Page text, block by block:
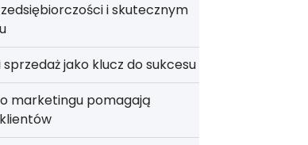
i skutecznym
jako klucz do sukcesu
marketingu pomagają